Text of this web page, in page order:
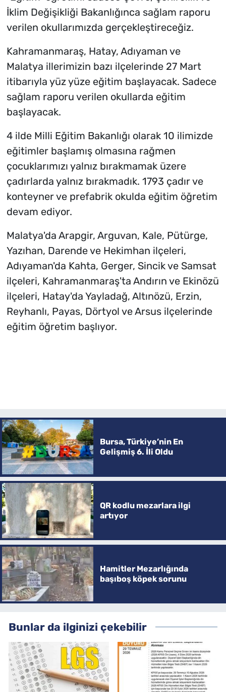
İklim Değişikliği Bakanlığınca sağlam raporu
verilen okullarımızda gerçekleştireceğiz.
Kahramanmaraş, Hatay, Adıyaman ve
Malatya illerimizin bazı ilçelerinde 27 Mart
itibarıyla yüz yüze eğitim başlayacak. Sadece
sağlam raporu verilen okullarda eğitim
başlayacak.
4 ilde Milli Eğitim Bakanlığı olarak 10 ilimizde
eğitimler başlamış olmasına rağmen
çocuklarımızı yalnız bırakmamak üzere
çadırlarda yalnız bırakmadık. 1793 çadır ve
konteyner ve prefabrik okulda eğitim öğretim
devam ediyor.
Malatya'da Arapgir, Arguvan, Kale, Pütürge,
Yazıhan, Darende ve Hekimhan ilçeleri,
Adıyaman'da Kahta, Gerger, Sincik ve Samsat
ilçeleri, Kahramanmaraş'ta Andırın ve Ekinözü
ilçeleri, Hatay'da Yayladağ, Altınözü, Erzin,
Reyhanlı, Payas, Dörtyol ve Arsus ilçelerinde
eğitim öğretim başlıyor.
Bursa, Türkiye’nin En
Gelişmiş 6. İli Oldu
QR kodlu mezarlara ilgi
artıyor
Hamitler Mezarlığında
başıboş köpek sorunu
Bunlar da ilginizi çekebilir